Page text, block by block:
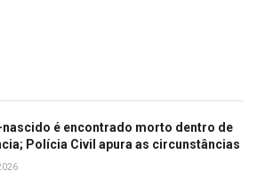
nascido é encontrado morto dentro de
Polícia Civil apura as circunstâncias